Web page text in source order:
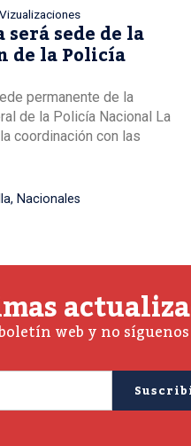
sede de la
de la Policía
permanente de la
de la Policía Nacional La
coordinación con las
, Nacionales
web y no